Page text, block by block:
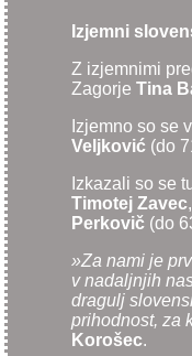
Izjemni
Z izjemnimi
Zagorje Tina
Izjemno so se
Veljković (do
Izkazali so se
Timotej Zavec
Perkovič (do
»Za nami je
v nadaljnjih
dragulj
prihodnost, za
Korošec.